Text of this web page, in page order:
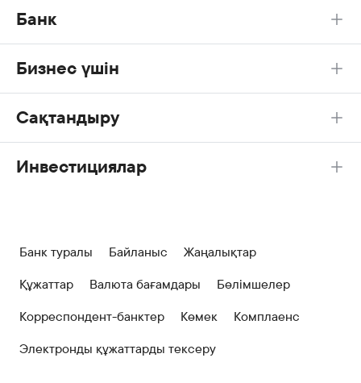
Банк
Бизнес үшін
Сақтандыру
Инвестициялар
Банк туралы Байланыс
Жаңалықтар
Құжаттар
Валюта бағамдары
Бөлімшелер
Корреспондент-банктер
Көмек
Комплаенс
Электронды құжаттарды тексеру